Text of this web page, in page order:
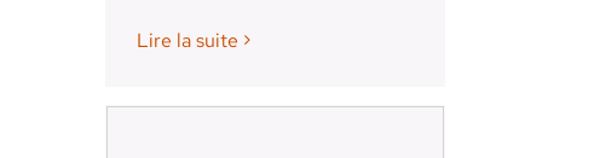
Lire la suite